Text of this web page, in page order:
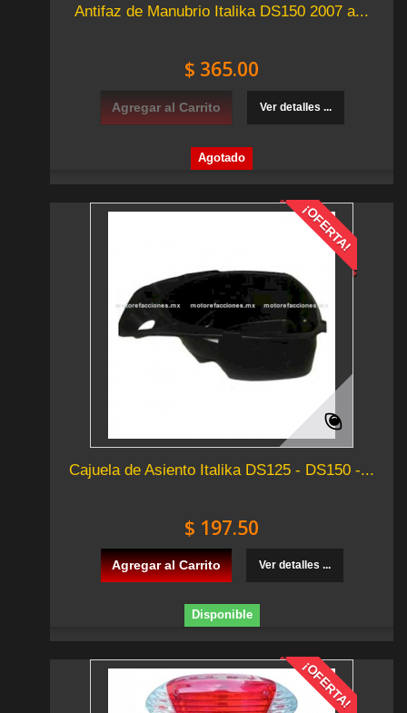
Antifaz de Manubrio Italika DS150 2007 a...
$ 365.00
Agregar al Carrito Ver detalles ...
Agotado
¡OFERTA!
Cajuela de Asiento Italika DS125 - DS150 -...
$ 197.50
Agregar al Carrito Ver detalles ...
Disponible
¡OFERTA!